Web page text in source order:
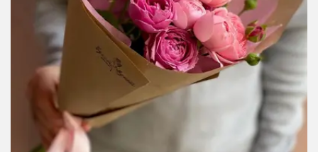
Контакты
Вход / Регистрация
Поиск